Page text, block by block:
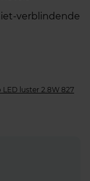
luster 2.8W 827